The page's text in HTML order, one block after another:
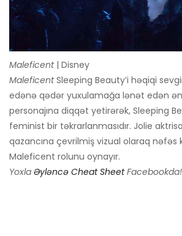
Maleficent| Disney
MaleficentSleeping Beauty’i həqiqi
edənə qədər yuxulamağa lənət edən
personajına diqqət yetirərək, Sleeping
feminist bir təkrarlanmasıdır. Jolie
qazancına çevrilmiş vizual olaraq nəfəs
Maleficent rolunu oynayır.
Yoxla Əyləncə Cheat Sheet Facebookda!